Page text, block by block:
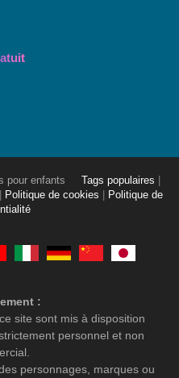
pour enfants Tags populaires
Politique de cookies
Politique de
:
site sont mis à disposition
personnel et non
personnages, marques ou